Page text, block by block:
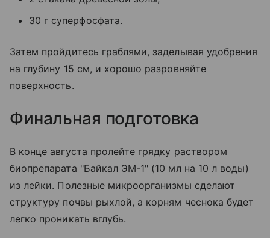
30 г суперфосфата.
Затем пройдитесь граблями, заделывая удобрения
на глубину 15 см, и хорошо разровняйте
поверхность.
Финальная подготовка
В конце августа пролейте грядку раствором
биопрепарата "Байкал ЭМ-1" (10 мл на 10 л воды)
из лейки. Полезные микроорганизмы сделают
структуру почвы рыхлой, а корням чеснока будет
легко проникать вглубь.